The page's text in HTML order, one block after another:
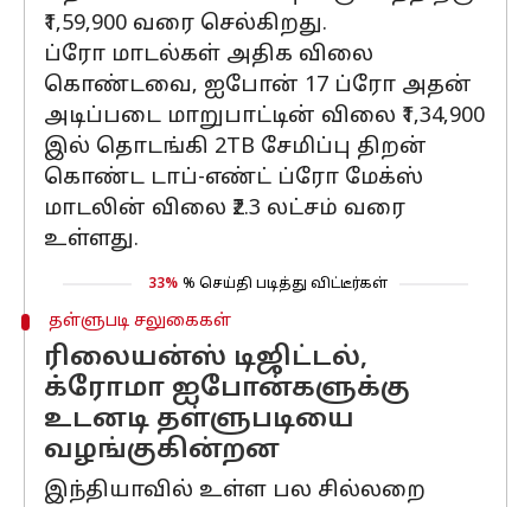
₹1,59,900 வரை செல்கிறது.
ப்ரோ மாடல்கள் அதிக விலை
கொண்டவை, ஐபோன் 17 ப்ரோ அதன்
அடிப்படை மாறுபாட்டின் விலை ₹1,34,900
இல் தொடங்கி 2TB சேமிப்பு திறன்
கொண்ட டாப்-எண்ட் ப்ரோ மேக்ஸ்
மாடலின் விலை ₹2.3 லட்சம் வரை
உள்ளது.
33% % செய்தி படித்து விட்டீர்கள்
தள்ளுபடி சலுகைகள்
ரிலையன்ஸ் டிஜிட்டல்,
க்ரோமா ஐபோன்களுக்கு
உடனடி தள்ளுபடியை
வழங்குகின்றன
இந்தியாவில் உள்ள பல சில்லறை